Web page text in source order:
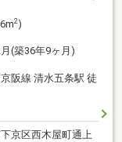
2)
(築36年9ヶ月)
阪線 清水五条駅 徒
京区西木屋町通上